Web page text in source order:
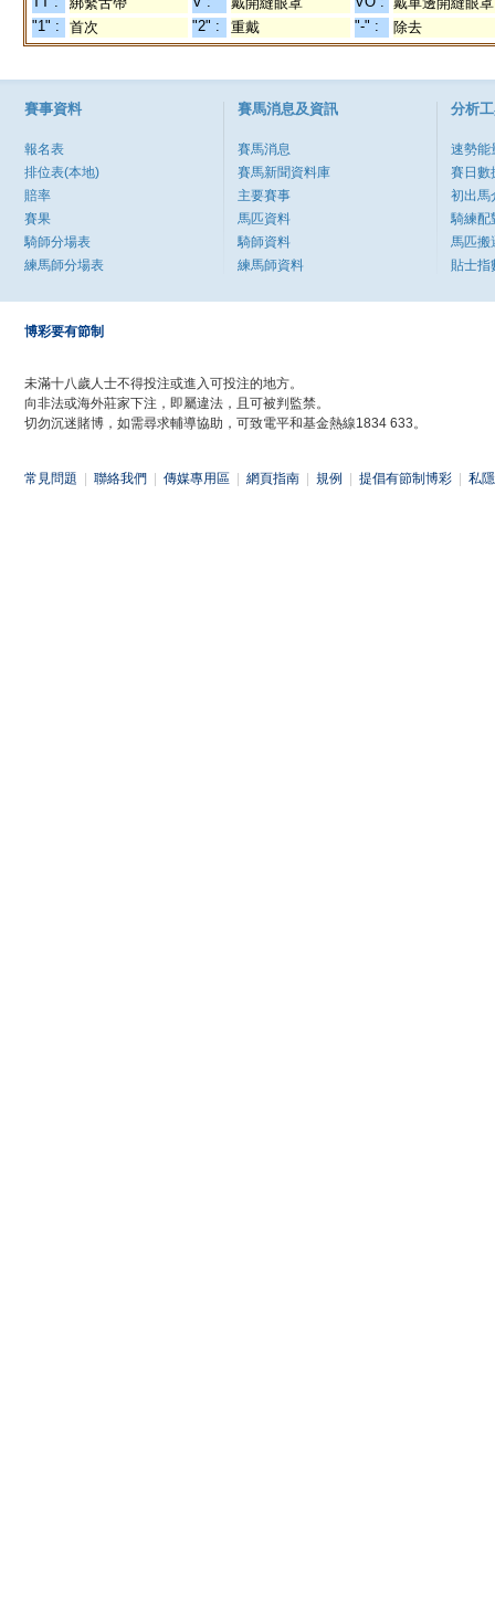
"1" :
首次 "2" : 重戴 "-" : 除去
賽事資料
報名表
排位表(本地)
賠率
賽果
騎師分場表
練馬師分場表
賽馬消息及資訊
賽馬消息
賽馬新聞資料庫
主要賽事
馬匹資料
騎師資料
練馬師資料
分析
速勢能
賽日數
初出馬
騎練配
馬匹搬
貼士指
博彩要有節制
未滿十八歲人士不得投注或進入可投注的地方。
向非法或海外莊家下注，即屬違法，且可被判監禁。
切勿沉迷賭博，如需尋求輔導協助，可致電平和基金熱線1834 633。
常見問題 聯絡我們 傳媒專用區 網頁指南 規例 提倡有節制博彩 私